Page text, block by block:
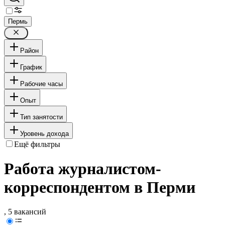
Пермь
Район
График
Рабочие часы
Опыт
Тип занятости
Уровень дохода
Ещё фильтры
Работа журналистом-
корреспондентом в Перми
, 5 вакансий